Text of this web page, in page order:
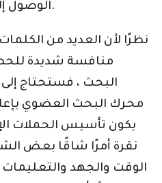
الوصول إلى أعلى تصنيفات البحث.
نظرًا لأن العديد من
منافسة شديدة
البحث ، فستحتاج
محرك البحث العضوي
يكون تأسيس الحملات
نقرة أمرًا شاقًا بعض
الوقت والجهد